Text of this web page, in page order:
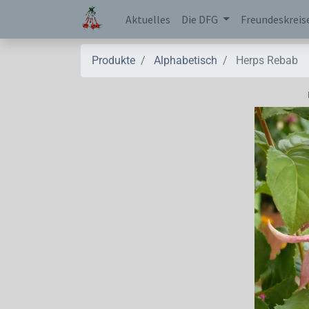
Aktuelles Die DFG
Produkte Alphabetisch Herps Rebab